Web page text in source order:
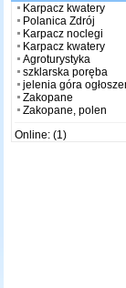
Karpacz kwatery
Polanica Zdrój
Karpacz noclegi
Karpacz kwatery
Agroturystyka
szklarska poręba
jelenia góra
Zakopane
Zakopane, polen
Online: (1)